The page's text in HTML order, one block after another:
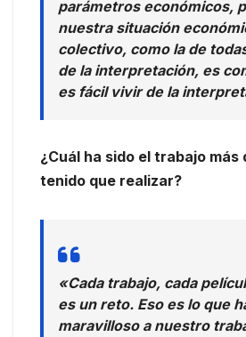
parámetros económicos,
nuestra situación
colectivo, como la de
de la interpretación, es
es fácil vivir de la
¿Cuál ha sido el trabajo
tenido que realizar?
«Cada trabajo, cada
es un reto. Eso es lo que
maravilloso a nuestro